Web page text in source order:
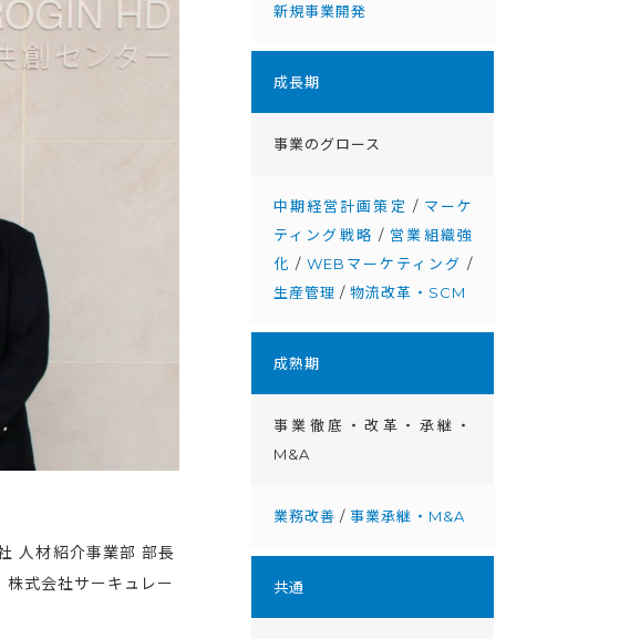
人材紹介事業部 部長
式会社サーキュレー
新規事業開発
成⻑期
事業のグロース
中期経営計画策定 / マーケ
ティング戦略 / 営業組織強
化 / WEBマーケティング /
生産管理 /物流改革・SCM
成熟期
事業徹底・改⾰・承継・
M&A
業務改善 /事業承継・M&A
共通